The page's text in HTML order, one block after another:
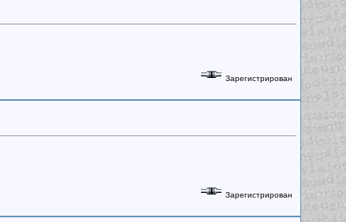
Зарегистрирован
Зарегистрирован